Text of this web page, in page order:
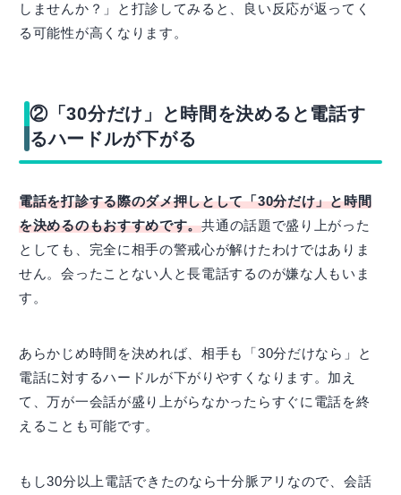
しませんか？」と打診してみると、良い反応が返ってく
る可能性が高くなります。
②「30分だけ」と時間を決めると電話す
るハードルが下がる
電話を打診する際のダメ押しとして「30分だけ」と時間
を決めるのもおすすめです。共通の話題で盛り上がった
としても、完全に相手の警戒心が解けたわけではありま
せん。会ったことない人と長電話するのが嫌な人もいま
す。
あらかじめ時間を決めれば、相手も「30分だけなら」と
電話に対するハードルが下がりやすくなります。加え
て、万が一会話が盛り上がらなかったらすぐに電話を終
えることも可能です。
もし30分以上電話できたのなら十分脈アリなので、会話